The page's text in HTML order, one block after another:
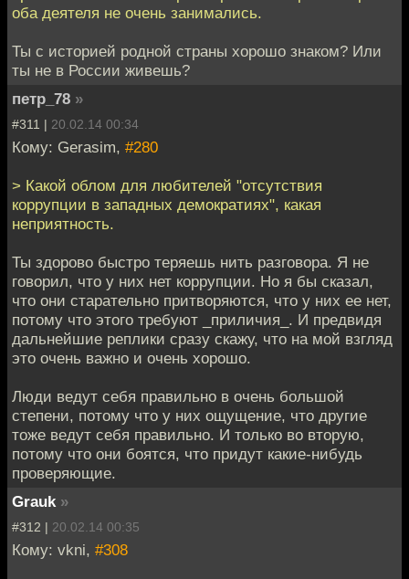
оба деятеля не очень занимались.
Ты с историей родной страны хорошо знаком? Или
ты не в России живешь?
петр_78 »
#311 | 20.02.14 00:34
Кому: Gerasim, #280
> Какой облом для любителей "отсутствия
коррупции в западных демократиях", какая
неприятность.
Ты здорово быстро теряешь нить разговора. Я не
говорил, что у них нет коррупции. Но я бы сказал,
что они старательно притворяются, что у них ее нет,
потому что этого требуют _приличия_. И предвидя
дальнейшие реплики сразу скажу, что на мой взгляд
это очень важно и очень хорошо.
Люди ведут себя правильно в очень большой
степени, потому что у них ощущение, что другие
тоже ведут себя правильно. И только во вторую,
потому что они боятся, что придут какие-нибудь
проверяющие.
Grauk »
#312 | 20.02.14 00:35
Кому: vkni, #308